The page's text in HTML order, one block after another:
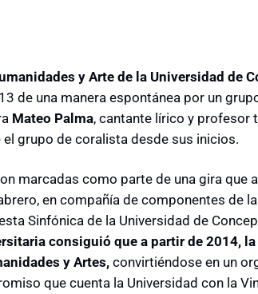
y Arte de la Universidad de
de una manera espontánea por un
Mateo Palma, cantante lírico y profesor
grupo de coralista desde sus inicios.
marcadas como parte de una gira que
en compañía de componentes de
Sinfónica de la Universidad de
consiguió que a partir de 2014,
y Artes, convirtiéndose en un
que cuenta la Universidad con la